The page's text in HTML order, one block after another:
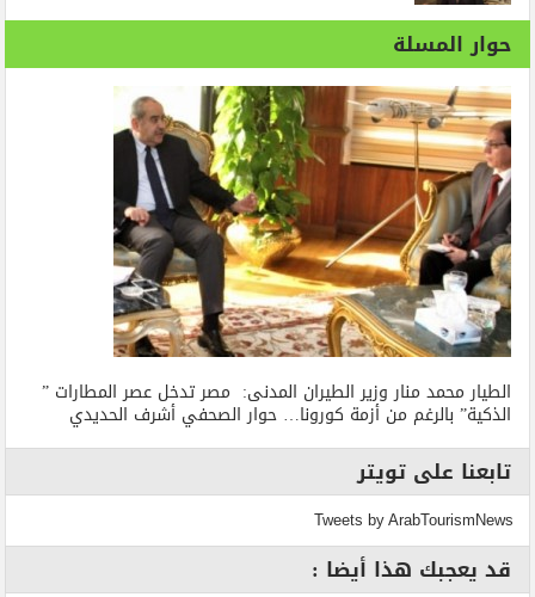
حوار المسلة
الطيار محمد منار وزير الطيران المدنى: مصر تدخل عصر المطارات ”
الذكية” بالرغم من أزمة كورونا… حوار الصحفي أشرف الحديدي
تابعنا على تويتر
Tweets by ArabTourismNews
قد يعجبك هذا أيضا :